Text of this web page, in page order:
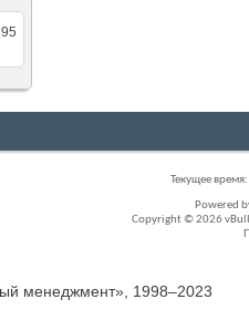
Текущее время:
Powered
Copyright © 2026
менеджмент», 1998–2023